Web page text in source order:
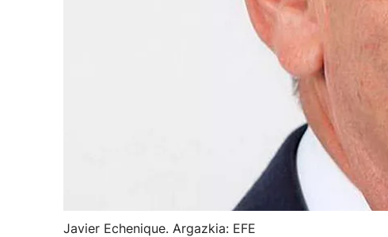
Javier Echenique. Argazkia: EFE